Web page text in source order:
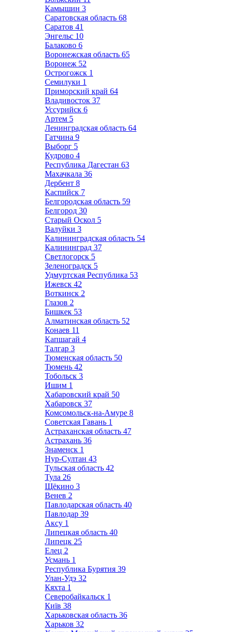
Камышин 3
Саратовская область 68
Саратов 41
Энгельс 10
Балаково 6
Воронежская область 65
Воронеж 52
Острогожск 1
Семилуки 1
Приморский край 64
Владивосток 37
Уссурийск 6
Артем 5
Ленинградская область 64
Гатчина 9
Выборг 5
Кудрово 4
Республика Дагестан 63
Махачкала 36
Дербент 8
Каспийск 7
Белгородская область 59
Белгород 30
Старый Оскол 5
Валуйки 3
Калининградская область 54
Калининград 37
Светлогорск 5
Зеленоградск 5
Удмуртская Республика 53
Ижевск 42
Воткинск 2
Глазов 2
Бишкек 53
Алматинская область 52
Конаев 11
Капшагай 4
Талгар 3
Тюменская область 50
Тюмень 42
Тобольск 3
Ишим 1
Хабаровский край 50
Хабаровск 37
Комсомольск-на-Амуре 8
Советская Гавань 1
Астраханская область 47
Астрахань 36
Знаменск 1
Нур-Султан 43
Тульская область 42
Тула 26
Щёкино 3
Венев 2
Павлодарская область 40
Павлодар 39
Аксу 1
Липецкая область 40
Липецк 25
Елец 2
Усмань 1
Республика Бурятия 39
Улан-Удэ 32
Кяхта 1
Северобайкальск 1
Київ 38
Харьковская область 36
Харьков 32